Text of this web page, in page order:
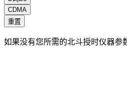
CDMA
重置
如果没有您所需的北斗授时仪器参